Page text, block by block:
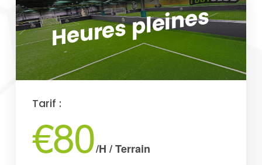
Heures pleines
Tarif :
€80/H / Terrain